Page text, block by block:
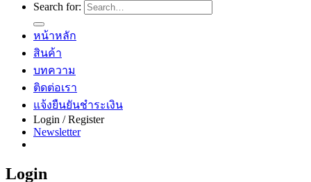
Search for:
หน้าหลัก
สินค้า
บทความ
ติดต่อเรา
แจ้งยืนยันชำระเงิน
Login / Register
Newsletter
Login